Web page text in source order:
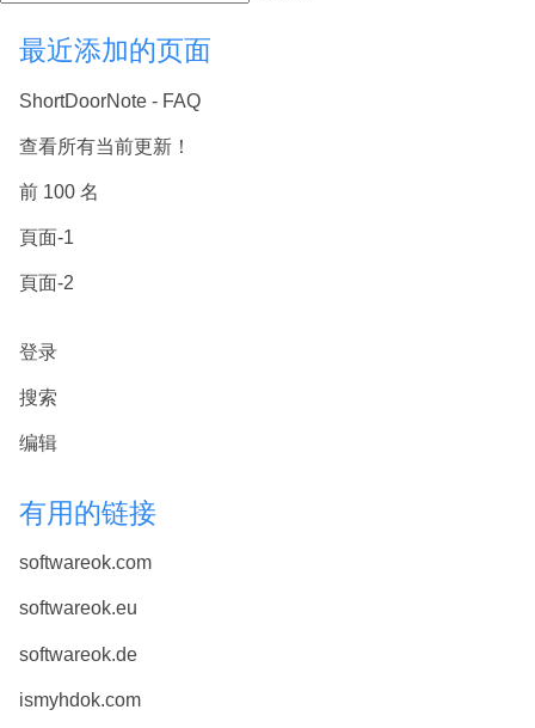
最近添加的页面
ShortDoorNote - FAQ
查看所有当前更新！
前 100 名
頁面-1
頁面-2
登录
搜索
编辑
有用的链接
softwareok.com
softwareok.eu
softwareok.de
ismyhdok.com